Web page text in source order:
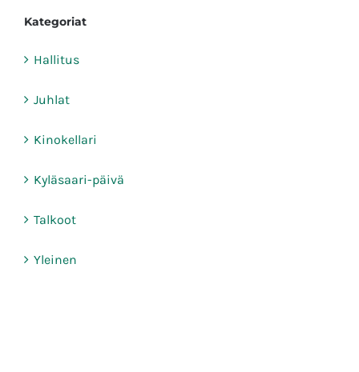
Kategoriat
Hallitus
Juhlat
Kinokellari
Kyläsaari-päivä
Talkoot
Yleinen